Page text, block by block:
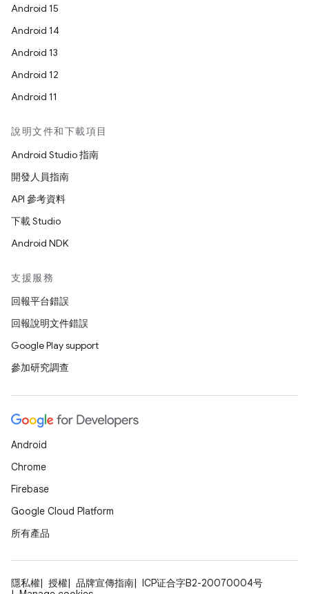
Android 15
Android 14
Android 13
Android 12
Android 11
說明文件和下載項目
Android Studio 指南
開發人員指南
API 參考資料
下載 Studio
Android NDK
支援服務
回報平台錯誤
回報說明文件錯誤
Google Play support
參加研究調查
Android
Chrome
Firebase
Google Cloud Platform
所有產品
隱私權 授權 品牌宣傳指南
ICP证合字B2-20070004号